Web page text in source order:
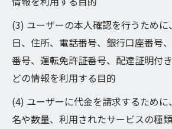
(3) ユーザーの本人確認を行うために
日、住所、電話番号、銀行口座番号
番号、運転免許証番号、配達証明付
どの情報を利用する目的
(4) ユーザーに代金を請求するため
名や数量、利用されたサービスの種